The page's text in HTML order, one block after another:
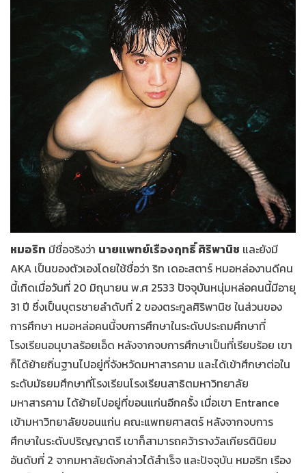
หมอริท มีชื่อจริงว่า นายแพทย์เรืองฤทธิ์ ศิริพานิช และยังมี
AKA เป็นของตัวเองโดยใช้ชื่อว่า ริท เดอะสตาร์ หมอหล่องานดีคน
นี้เกิดเมื่อวันที่ 20 มิถุนายน พ.ศ 2533 ปัจจุบันหนุ่มหล่อคนนี้มีอายุ
31 ปี ซึ่งเป็นบุตรชายลำดับที่ 2 ของตระกูลศิริพานิช ในส่วนของ
การศึกษา หมอหล่อคนนี้จบการศึกษาในระดับประถมศึกษาที่
โรงเรียนอนุบาลร้อยเอ็ด หลังจากจบการศึกษาเป็นที่เรียบร้อย เขา
ก็ได้ย้ายถิ่นฐานไปอยู่ที่จังหวัดมหาสารคาม และได้เข้าศึกษาต่อใน
ระดับมัธยมศึกษาที่โรงเรียนโรงเรียนสาธิตมหาวิทยาลัย
มหาสารคาม ได้ย้ายไปอยู่ที่ขอนแก่นอีกครั้ง เมื่อเขา Entrance
เข้ามหาวิทยาลัยขอนแก่น คณะแพทยศาสตร์ หลังจากจบการ
ศึกษาในระดับปริญญาตรี เขาก็สามารถคว้ารางวัลเกียรตินิยม
อันดับที่ 2 จากมหาลัยดังกล่าวได้สำเร็จ และปัจจุบัน หมอริท เรือง